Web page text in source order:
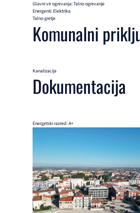
Glavni vir ogrevanja: Talno ogrevanje
Energenti: Elektrika
Talno gretje
Komunalni
Kanalizacija
Dokumentacija
Energetski razred: A+